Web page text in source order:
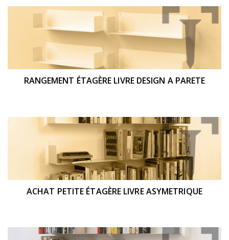
RANGEMENT ÉTAGÈRE LIVRE DESIGN A PARETE
ACHAT PETITE ÉTAGÈRE LIVRE ASYMETRIQUE